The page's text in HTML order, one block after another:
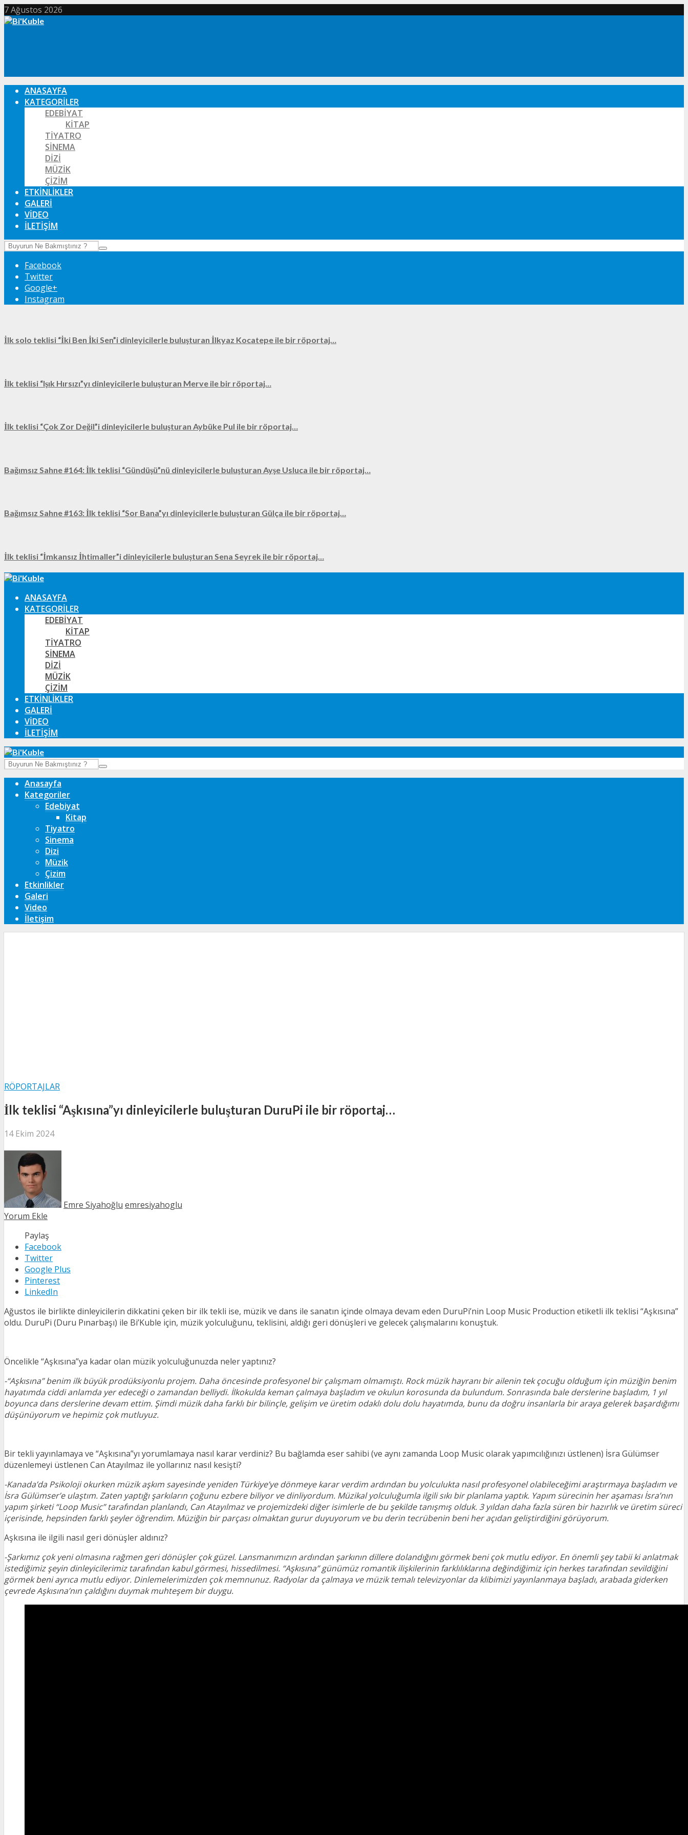
7 Ağustos 2026
ANASAYFA
KATEGORILER
EDEBIYAT
KITAP
TIYATRO
SINEMA
DIZI
MÜZIK
ÇIZIM
ETKINLIKLER
GALERI
VIDEO
İLETIŞIM
Facebook
Twitter
Google+
Instagram
İlk solo teklisi “İki Ben İki Sen”i dinleyicilerle buluşturan İlkyaz Kocatepe ile bir röportaj…
İlk teklisi “Işık Hırsızı”yı dinleyicilerle buluşturan Merve ile bir röportaj…
İlk teklisi “Çok Zor Değil”i dinleyicilerle buluşturan Aybüke Pul ile bir röportaj…
Bağımsız Sahne #164: İlk teklisi “Gündüşü”nü dinleyicilerle buluşturan Ayşe Usluca ile bir röportaj…
Bağımsız Sahne #163: İlk teklisi “Sor Bana”yı dinleyicilerle buluşturan Gülça ile bir röportaj…
İlk teklisi “İmkansız İhtimaller”i dinleyicilerle buluşturan Sena Seyrek ile bir röportaj…
ANASAYFA
KATEGORILER
EDEBIYAT
KITAP
TIYATRO
SINEMA
DIZI
MÜZIK
ÇIZIM
ETKINLIKLER
GALERI
VIDEO
İLETIŞIM
Anasayfa
Kategoriler
Edebiyat
Kitap
Tiyatro
Sinema
Dizi
Müzik
Çizim
Etkinlikler
Galeri
Video
İletişim
RÖPORTAJLAR
İlk teklisi “Aşkısına”yı dinleyicilerle buluşturan DuruPi ile bir röportaj…
14 Ekim 2024
Emre Siyahoğlu emresiyahoglu
Yorum Ekle
Paylaş
Facebook
Twitter
Google Plus
Pinterest
LinkedIn
Ağustos ile birlikte dinleyicilerin dikkatini çeken bir ilk tekli ise, müzik ve dans ile sanatın içinde olmaya devam eden DuruPi’nin Loop Music Production etiketli ilk teklisi “Aşkısına”
oldu. DuruPi (Duru Pınarbaşı) ile Bi’Kuble için, müzik yolculuğunu, teklisini, aldığı geri dönüşleri ve gelecek çalışmalarını konuştuk.
Öncelikle “Aşkısına”ya kadar olan müzik yolculuğunuzda neler yaptınız?
-“Aşkısına” benim ilk büyük prodüksiyonlu projem. Daha öncesinde profesyonel bir çalışmam olmamıştı. Rock müzik hayranı bir ailenin tek çocuğu olduğum için müziğin benim
hayatımda ciddi anlamda yer edeceği o zamandan belliydi. İlkokulda keman çalmaya başladım ve okulun korosunda da bulundum. Sonrasında bale derslerine başladım, 1 yıl
boyunca dans derslerine devam ettim. Şimdi müzik daha farklı bir bilinçle, gelişim ve üretim odaklı dolu dolu hayatımda, bunu da doğru insanlarla bir araya gelerek başardığımı
düşünüyorum ve hepimiz çok mutluyuz.
Bir tekli yayınlamaya ve “Aşkısına”yı yorumlamaya nasıl karar verdiniz? Bu bağlamda eser sahibi (ve aynı zamanda Loop Music olarak yapımcılığınızı üstlenen) İsra Gülümser
düzenlemeyi üstlenen Can Atayılmaz ile yollarınız nasıl kesişti?
-Kanada’da Psikoloji okurken müzik aşkım sayesinde yeniden Türkiye’ye dönmeye karar verdim ardından bu yolculukta nasıl profesyonel olabileceğimi araştırmaya başladım ve
İsra Gülümser’e ulaştım. Zaten yaptığı şarkıların çoğunu ezbere biliyor ve dinliyordum. Müzikal yolculuğumla ilgili sıkı bir planlama yaptık. Yapım sürecinin her aşaması İsra’nın
yapım şirketi “Loop Music” tarafından planlandı, Can Atayılmaz ve projemizdeki diğer isimlerle de bu şekilde tanışmış olduk. 3 yıldan daha fazla süren bir hazırlık ve üretim süreci
içerisinde, hepsinden farklı şeyler öğrendim. Müziğin bir parçası olmaktan gurur duyuyorum ve bu derin tecrübenin beni her açıdan geliştirdiğini görüyorum.
Aşkısına ile ilgili nasıl geri dönüşler aldınız?
-Şarkımız çok yeni olmasına rağmen geri dönüşler çok güzel. Lansmanımızın ardından şarkının dillere dolandığını görmek beni çok mutlu ediyor. En önemli şey tabii ki anlatmak
istediğimiz şeyin dinleyicilerimiz tarafından kabul görmesi, hissedilmesi. “Aşkısına” günümüz romantik ilişkilerinin farklılıklarına değindiğimiz için herkes tarafından sevildiğini
görmek beni ayrıca mutlu ediyor. Dinlemelerimizden çok memnunuz. Radyolar da çalmaya ve müzik temalı televizyonlar da klibimizi yayınlanmaya başladı, arabada giderken
çevrede Aşkısına’nın çaldığını duymak muhteşem bir duygu.